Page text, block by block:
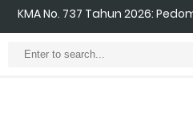
KMA No. 737 Tahun 2026: